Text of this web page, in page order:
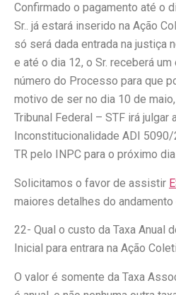
Confirmado o pagamento até o
Sr.. já estará inserido na Ação
só será dada entrada na justiça
e até o dia 12, o Sr. receberá
número do Processo para que
motivo de ser no dia 10 de
Tribunal Federal – STF irá julgar
Inconstitucionalidade ADI
TR pelo INPC para o próximo
Solicitamos o favor de assistir
maiores detalhes do
22- Qual o custo da Taxa Anual
Inicial para entrara na Ação
O valor é somente da Taxa